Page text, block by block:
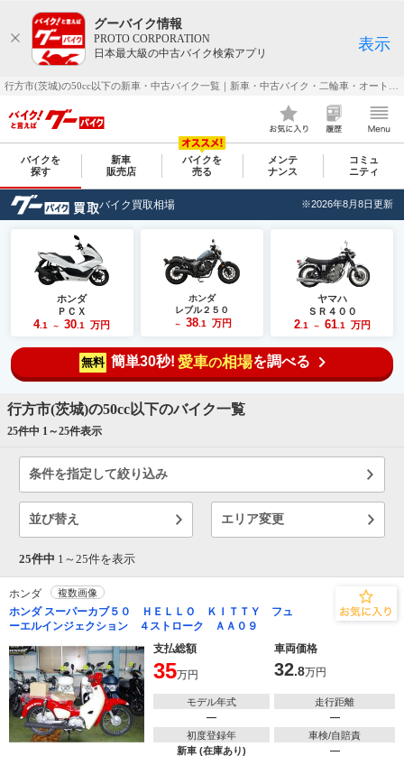
グーバイク情報
PROTO CORPORATION
日本最大級の中古バイク検索アプリ
表示
バイクを
探す
新車
販売店
バイクを
売る
メンテ
ナンス
コミュ
ニティ
バイク買取相場 ※2026年8月8日更新
ホンダ
ＰＣＸ
4.1 ～ 30 .1 万円
ホンダ
レブル２５０
～ 38.1 万円
ヤマハ
ＳＲ４００
2.1 ～ 61.1 万円
無料 簡単30秒! 愛車の相場を調べる
行方市(茨城)の50cc以下のバイク一覧
25件中 1～25件表示
条件を指定して絞り込み
並び替え エリア変更
25件中 1～ 25件を表示
ホンダ 複数画像
ホンダ スーパーカブ５０ ＨＥＬＬＯ ＫＩＴＴＹ フュ
ーエルインジェクション ４ストローク ＡＡ０９
支払総額
車両価格
35万円 32.8万円
モデル年式
―
走行距離
―
初度登録年
新車 (在庫あり)
車検/自賠責
―